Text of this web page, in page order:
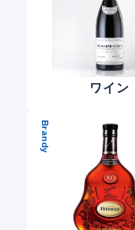
ワイン
Brandy